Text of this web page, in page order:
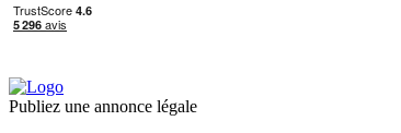
Publiez une annonce légale